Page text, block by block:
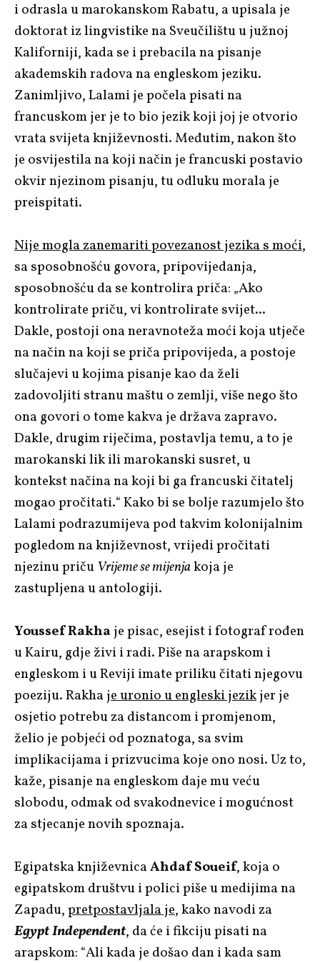
i odrasla u marokanskom Rabatu, a upisala je
doktorat iz lingvistike na Sveučilištu u južnoj
Kaliforniji, kada se i prebacila na pisanje
akademskih radova na engleskom jeziku.
Zanimljivo, Lalami je počela pisati na
francuskom jer je to bio jezik koji joj je otvorio
vrata svijeta književnosti. Međutim, nakon što
je osvijestila na koji način je francuski postavio
okvir njezinom pisanju, tu odluku morala je
preispitati.
Nije mogla zanemariti povezanost jezika s moći,
sa sposobnošću govora, pripovijedanja,
sposobnošću da se kontrolira priča: „Ako
kontrolirate priču, vi kontrolirate svijet...
Dakle, postoji ona neravnoteža moći koja utječe
na način na koji se priča pripovijeda, a postoje
slučajevi u kojima pisanje kao da želi
zadovoljiti stranu maštu o zemlji, više nego što
ona govori o tome kakva je država zapravo.
Dakle, drugim riječima, postavlja temu, a to je
marokanski lik ili marokanski susret, u
kontekst načina na koji bi ga francuski čitatelj
mogao pročitati.“ Kako bi se bolje razumjelo što
Lalami podrazumijeva pod takvim kolonijalnim
pogledom na književnost, vrijedi pročitati
njezinu priču Vrijeme se mijenjakoja je
zastupljena u antologiji.
Youssef Rakhaje pisac, esejist i fotograf rođen
u Kairu, gdje živi i radi. Piše na arapskom i
engleskom i u Reviji imate priliku čitati njegovu
poeziju. Rakha je uronio u engleski jezikjer je
osjetio potrebu za distancom i promjenom,
želio je pobjeći od poznatoga, sa svim
implikacijama i prizvucima koje ono nosi. Uz to,
kaže, pisanje na engleskom daje mu veću
slobodu, odmak od svakodnevice i mogućnost
za stjecanje novih spoznaja.
Egipatska književnicaAhdaf Soueif, koja o
egipatskom društvu i polici piše u medijima na
Zapadu,pretpostavljala je, kako navodi za
Egypt Independent, da će i fikciju pisati na
arapskom: “Ali kada je došao dan i kada sam